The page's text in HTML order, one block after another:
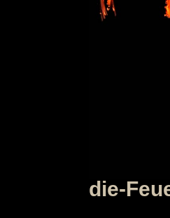
die-